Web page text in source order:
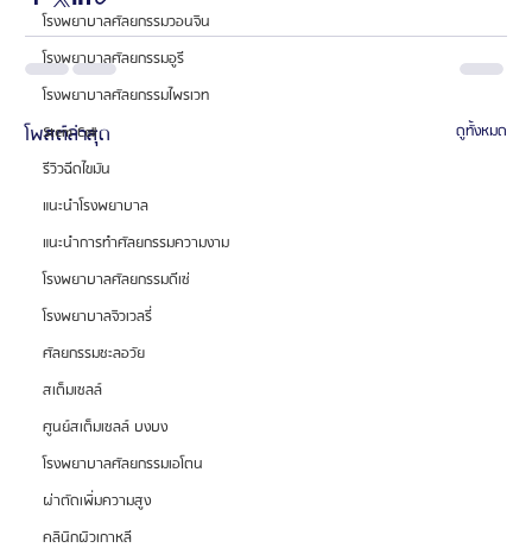
โรงพยาบาลศัลยกรรมวอนจิน
โรงพยาบาลศัลยกรรมอูรี
โรงพยาบาลศัลยกรรมไพรเวท
Stem Cell
รีวิวฉีดไขมัน
แนะนำโรงพยาบาล
แนะนำการทำศัลยกรรมความงาม
โรงพยาบาลศัลยกรรมดีเซ่
โรงพยาบาลจิวเวลรี่
ศัลยกรรมชะลอวัย
สเต็มเซลล์
ศูนย์สเต็มเซลล์ บงบง
โรงพยาบาลศัลยกรรมเอโตน
ผ่าตัดเพิ่มความสูง
คลินิกผิวเกาหลี
โพสต์ล่าสุด ดูทั้งหมด